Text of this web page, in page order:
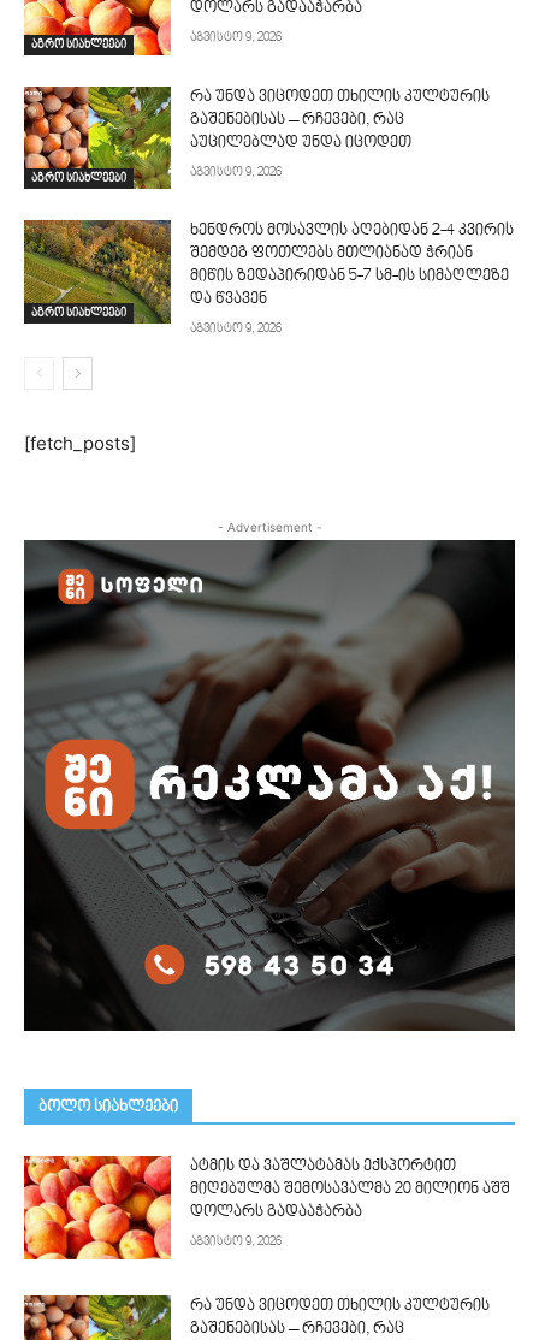
აგრო სიახლეები
დოლარს გადააჭარბა
აგვისტო 9, 2026
აგრო სიახლეები
რა უნდა ვიცოდეთ თხილის კულტურის
გაშენებისას – რჩევები, რაც
აუცილებლად უნდა იცოდეთ
აგვისტო 9, 2026
აგრო სიახლეები
ხენდროს მოსავლის აღე­ბიდან 2-4 კვირის
შემდეგ ფოთლებს მთლი­ანად ჭრიან
მიწის ზედაპირიდან 5-7 სმ-ის სიმაღლეზე
და წვავენ
აგვისტო 9, 2026
[fetch_posts]
- Advertisement -
ᲑᲝᲚᲝ ᲡᲘᲐᲮᲚᲔᲔᲑᲘ
ატმის და ვაშლატამას ექსპორტით
მიღებულმა შემოსავალმა 20 მილიონ აშშ
დოლარს გადააჭარბა
აგვისტო 9, 2026
რა უნდა ვიცოდეთ თხილის კულტურის
გაშენებისას – რჩევები, რაც